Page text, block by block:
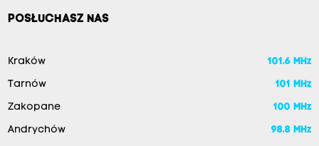
POSŁUCHASZ NAS
Kraków 101.6 MHz
Tarnów 101 MHz
Zakopane 100 MHz
Andrychów 98.8 MHz